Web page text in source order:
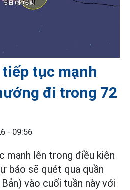
tục mạnh
đi trong 72
- 09:56
mạnh lên trong điều kiện
báo sẽ quét qua quần
vào cuối tuần này với